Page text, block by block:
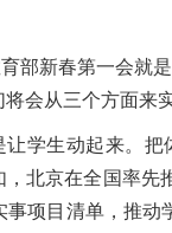
部新春第一会就
会从三个方面来
学生动起来。
北京在全国率先
项目清单，推